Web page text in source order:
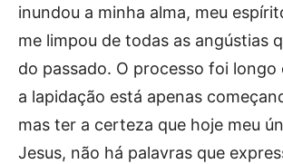
inundou a minha alma, meu
me limpou de todas as angústias
do passado. O processo foi longo
a lapidação está apenas
mas ter a certeza que hoje meu
Jesus, não há palavras que